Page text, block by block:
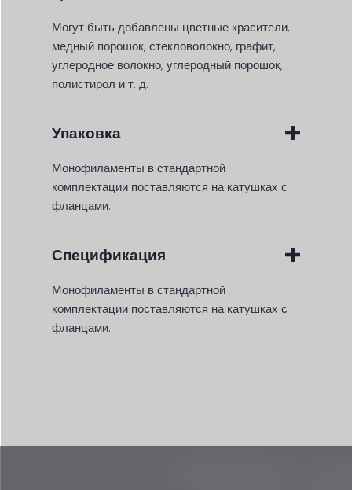
Могут быть добавлены цветные красители,
медный порошок, стекловолокно, графит,
углеродное волокно, углеродный порошок,
полистирол и т. д.
Упаковка
Монофиламенты в стандартной
комплектации поставляются на катушках с
фланцами.
Спецификация
Монофиламенты в стандартной
комплектации поставляются на катушках с
фланцами.